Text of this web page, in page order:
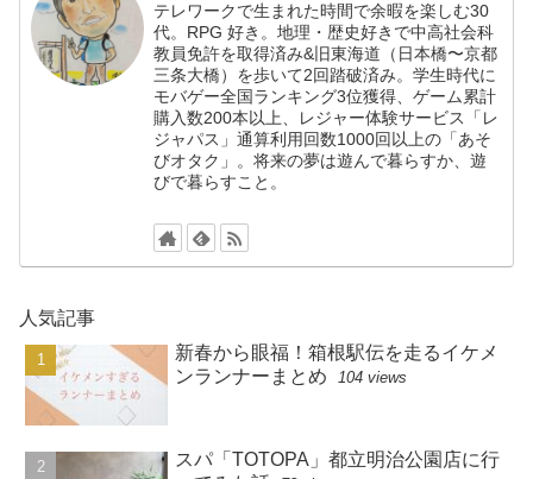
テレワークで生まれた時間で余暇を楽しむ30
代。RPG 好き。地理・歴史好きで中高社会科
教員免許を取得済み&旧東海道（日本橋〜京都
三条大橋）を歩いて2回踏破済み。学生時代に
モバゲー全国ランキング3位獲得、ゲーム累計
購入数200本以上、レジャー体験サービス「レ
ジャパス」通算利用回数1000回以上の「あそ
びオタク」。将来の夢は遊んで暮らすか、遊
びで暮らすこと。
人気記事
新春から眼福！箱根駅伝を走るイケメ
ンランナーまとめ
104 views
スパ「TOTOPA」都立明治公園店に行